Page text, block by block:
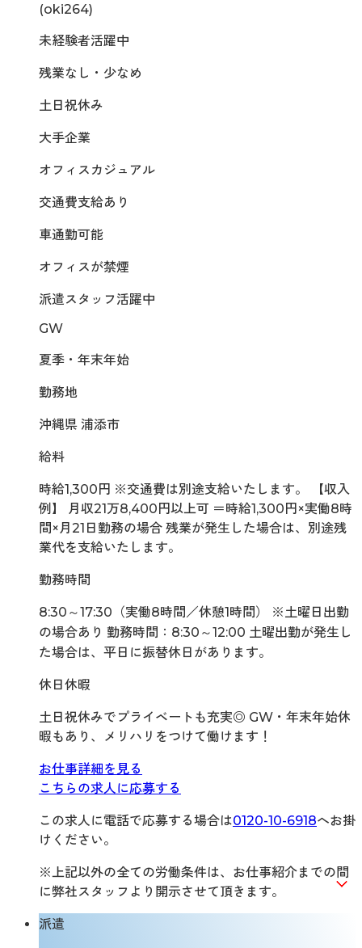
(oki264)
未経験者活躍中
残業なし・少なめ
土日祝休み
大手企業
オフィスカジュアル
交通費支給あり
車通勤可能
オフィスが禁煙
派遣スタッフ活躍中
GW
夏季・年末年始
勤務地
沖縄県 浦添市
給料
時給1,300円 ※交通費は別途支給いたします。 【収入
例】 月収21万8,400円以上可 ＝時給1,300円×実働8時
間×月21日勤務の場合 残業が発生した場合は、別途残
業代を支給いたします。
勤務時間
8:30～17:30（実働8時間／休憩1時間） ※土曜日出勤
の場合あり 勤務時間：8:30～12:00 土曜出勤が発生し
た場合は、平日に振替休日があります。
休日休暇
土日祝休みでプライベートも充実◎ GW・年末年始休
暇もあり、メリハリをつけて働けます！
お仕事詳細を見る
こちらの求人に応募する
この求人に電話で応募する場合は0120-10-6918へお掛
けください。
※上記以外の全ての労働条件は、お仕事紹介までの間
に弊社スタッフより開示させて頂きます。
派遣